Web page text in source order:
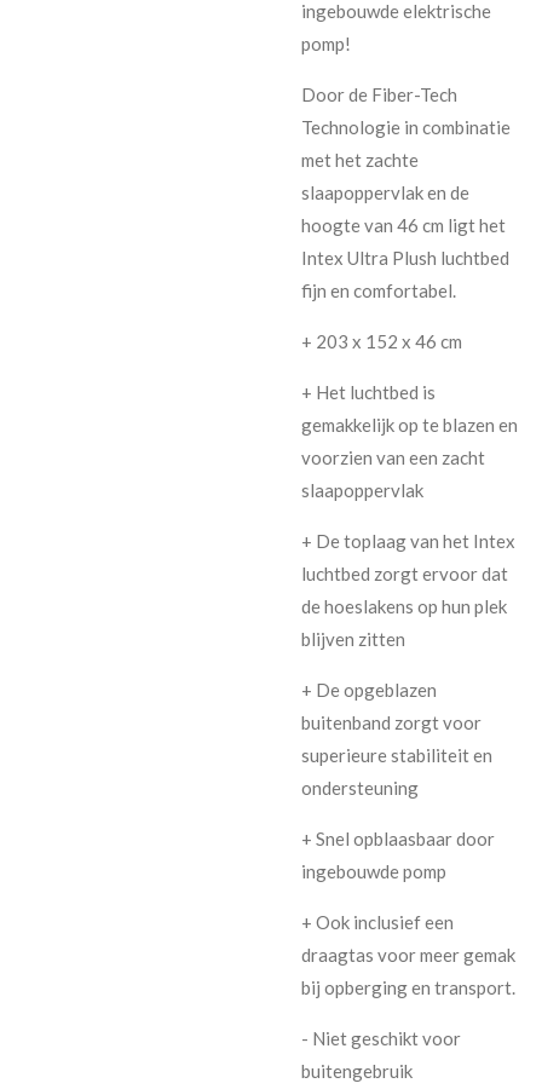
ingebouwde elektrische
pomp!
Door de Fiber-Tech
Technologie in combinatie
met het zachte
slaapoppervlak en de
hoogte van 46 cm ligt het
Intex Ultra Plush luchtbed
fijn en comfortabel.
+ 203 x 152 x 46 cm
+ Het luchtbed is
gemakkelijk op te blazen en
voorzien van een zacht
slaapoppervlak
+ De toplaag van het Intex
luchtbed zorgt ervoor dat
de hoeslakens op hun plek
blijven zitten
+ De opgeblazen
buitenband zorgt voor
superieure stabiliteit en
ondersteuning
+ Snel opblaasbaar door
ingebouwde pomp
+ Ook inclusief een
draagtas voor meer gemak
bij opberging en transport.
- Niet geschikt voor
buitengebruik